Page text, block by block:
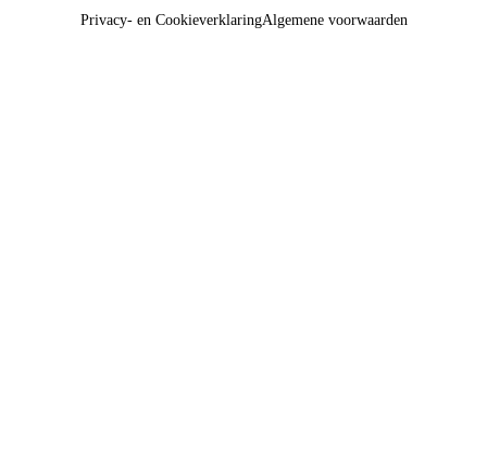
Privacy- en CookieverklaringAlgemene voorwaarden